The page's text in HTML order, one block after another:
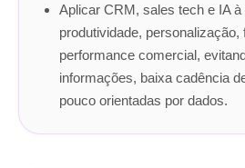
Aplicar CRM, sales tech e IA à
produtividade, personalização,
performance comercial,
informações, baixa cadência
pouco orientadas por dados.